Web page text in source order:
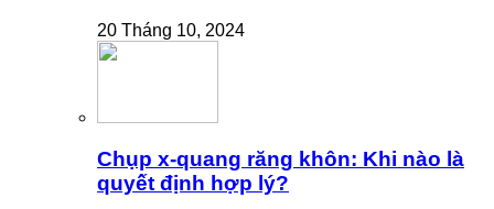
20 Tháng 10, 2024
Chụp x-quang răng khôn: Khi nào là
quyết định hợp lý?